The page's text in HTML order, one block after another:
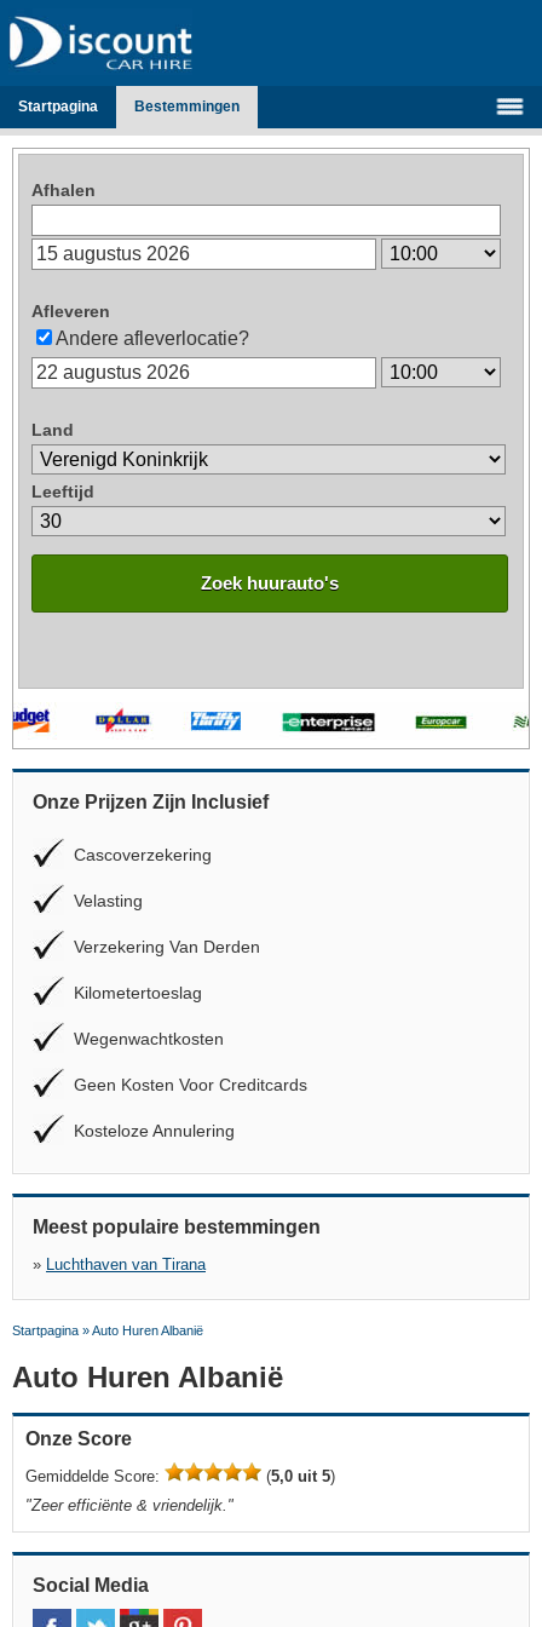
Startpagina Bestemmingen
Afhalen
Afleveren
Andere afleverlocatie?
Land
Leeftijd
Zoek huurauto's
Onze Prijzen Zijn Inclusief
Cascoverzekering
Velasting
Verzekering Van Derden
Kilometertoeslag
Wegenwachtkosten
Geen Kosten Voor Creditcards
Kosteloze Annulering
Meest populaire bestemmingen
» Luchthaven van Tirana
Startpagina »Auto Huren Albanië
Auto Huren Albanië
Onze Score
Gemiddelde Score: (5,0 uit 5)
"Zeer efficiënte & vriendelijk. "
Social Media